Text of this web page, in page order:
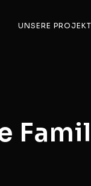
UNSERE